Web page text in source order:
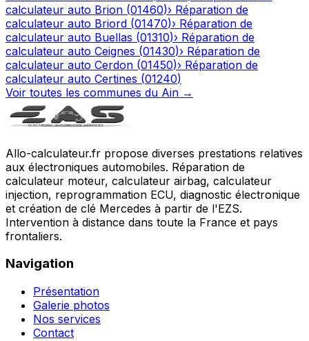
calculateur auto Brion (01460)› Réparation de
calculateur auto Briord (01470)› Réparation de
calculateur auto Buellas (01310)› Réparation de
calculateur auto Ceignes (01430)› Réparation de
calculateur auto Cerdon (01450)› Réparation de
calculateur auto Certines (01240)
Voir toutes les communes du Ain →
Allo-calculateur.fr propose diverses prestations relatives
aux électroniques automobiles. Réparation de
calculateur moteur, calculateur airbag, calculateur
injection, reprogrammation ECU, diagnostic électronique
et création de clé Mercedes à partir de l'EZS.
Intervention à distance dans toute la France et pays
frontaliers.
Navigation
Présentation
Galerie photos
Nos services
Contact